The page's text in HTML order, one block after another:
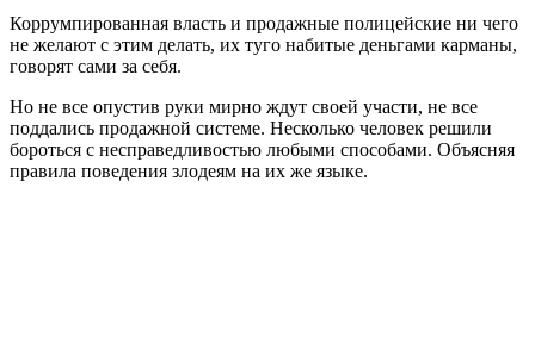
Коррумпированная власть и продажные полицейские ни чего
не желают с этим делать, их туго набитые деньгами карманы,
говорят сами за себя.
Но не все опустив руки мирно ждут своей участи, не все
поддались продажной системе. Несколько человек решили
бороться с несправедливостью любыми способами. Объясняя
правила поведения злодеям на их же языке.